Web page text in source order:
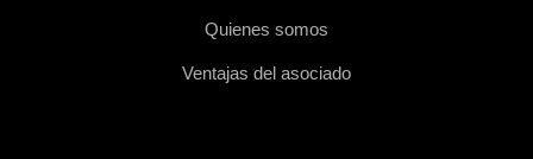
Quienes somos
Ventajas del asociado